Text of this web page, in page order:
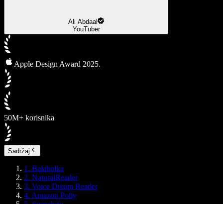
Ali Abdaal
YouTuber
Apple Design Award 2025.
50M+ korisnika
Sadržaj
1. Balabolka
2. NaturalReader
3. Voice Dream Reader
4. Amazon Polly